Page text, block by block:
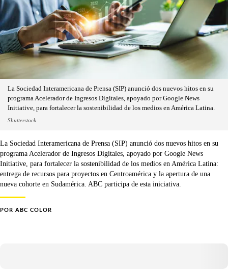
La Sociedad Interamericana de Prensa (SIP) anunció dos nuevos hitos en su
programa Acelerador de Ingresos Digitales, apoyado por Google News
Initiative, para fortalecer la sostenibilidad de los medios en América Latina.
Shutterstock
La Sociedad Interamericana de Prensa (SIP) anunció dos nuevos hitos en su
programa Acelerador de Ingresos Digitales, apoyado por Google News
Initiative, para fortalecer la sostenibilidad de los medios en América Latina:
entrega de recursos para proyectos en Centroamérica y la apertura de una
nueva cohorte en Sudamérica. ABC participa de esta iniciativa.
POR ABC COLOR